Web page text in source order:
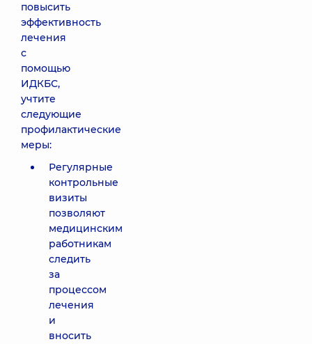
повысить
эффективность
лечения
с
помощью
ИДКБС,
учтите
следующие
профилактические
меры:
Регулярные
контрольные
визиты
позволяют
медицинским
работникам
следить
за
процессом
лечения
и
вносить